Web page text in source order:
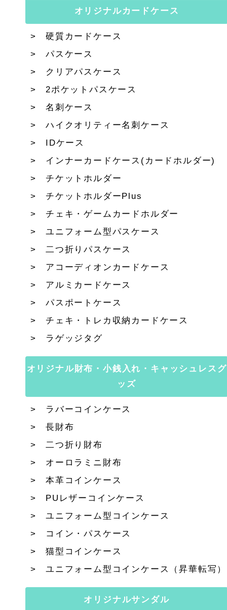
オリジナルカードケース
硬質カードケース
パスケース
クリアパスケース
2ポケットパスケース
名刺ケース
ハイクオリティー名刺ケース
IDケース
インナーカードケース(カードホルダー)
チケットホルダー
チケットホルダーPlus
チェキ・ゲームカードホルダー
ユニフォーム型パスケース
二つ折りパスケース
アコーディオンカードケース
アルミカードケース
パスポートケース
チェキ・トレカ収納カードケース
ラゲッジタグ
オリジナル財布・小銭入れ・キャッシュレスグ
ッズ
ラバーコインケース
長財布
二つ折り財布
オーロラミニ財布
本革コインケース
PUレザーコインケース
ユニフォーム型コインケース
コイン・パスケース
猫型コインケース
ユニフォーム型コインケース（昇華転写）
オリジナルサンダル